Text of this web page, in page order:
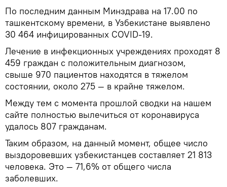
По последним данным Минздрава на 17.00 по
ташкентскому времени, в Узбекистане выявлено
30 464 инфицированных COVID-19.
Лечение в инфекционных учреждениях проходят 8
459 граждан с положительным диагнозом,
свыше 970 пациентов находятся в тяжелом
состоянии, около 275 — в крайне тяжелом.
Между тем с момента прошлой сводки на нашем
сайте полностью вылечиться от коронавируса
удалось 807 гражданам.
Таким образом, на данный момент, общее число
выздоровевших узбекистанцев составляет 21 813
человека. Это — 71,6% от общего числа
заболевших.